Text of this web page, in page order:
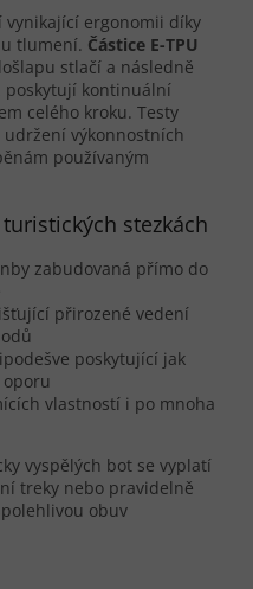
vynikající ergonomii díky
tlumení. Částice E-TPU
stlačí a následně
kontinuální
celého kroku. Testy
výkonnostních
používaným
stezkách
zabudovaná přímo do
přirozené vedení
poskytující jak
vlastností i po mnoha
vyspělých bot se vyplatí
treky nebo pravidelně
obuv